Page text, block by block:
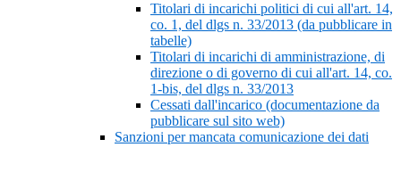
Titolari di incarichi politici di cui all'art. 14,
co. 1, del dlgs n. 33/2013 (da pubblicare in
tabelle)
Titolari di incarichi di amministrazione, di
direzione o di governo di cui all'art. 14, co.
1-bis, del dlgs n. 33/2013
Cessati dall'incarico (documentazione da
pubblicare sul sito web)
Sanzioni per mancata comunicazione dei dati